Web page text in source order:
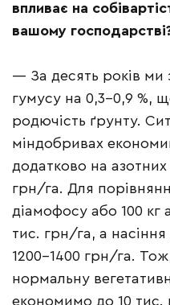
впливає на
вашому
— За десять років ми
гумусу на 0,3–0,9 %,
родючість ґрунту.
міндобривах
додатково на
грн/га. Для
діамофосу або 100 кг
тис. грн/га, а
1200–1400 грн/га.
нормальну
економимо до 10 тис.